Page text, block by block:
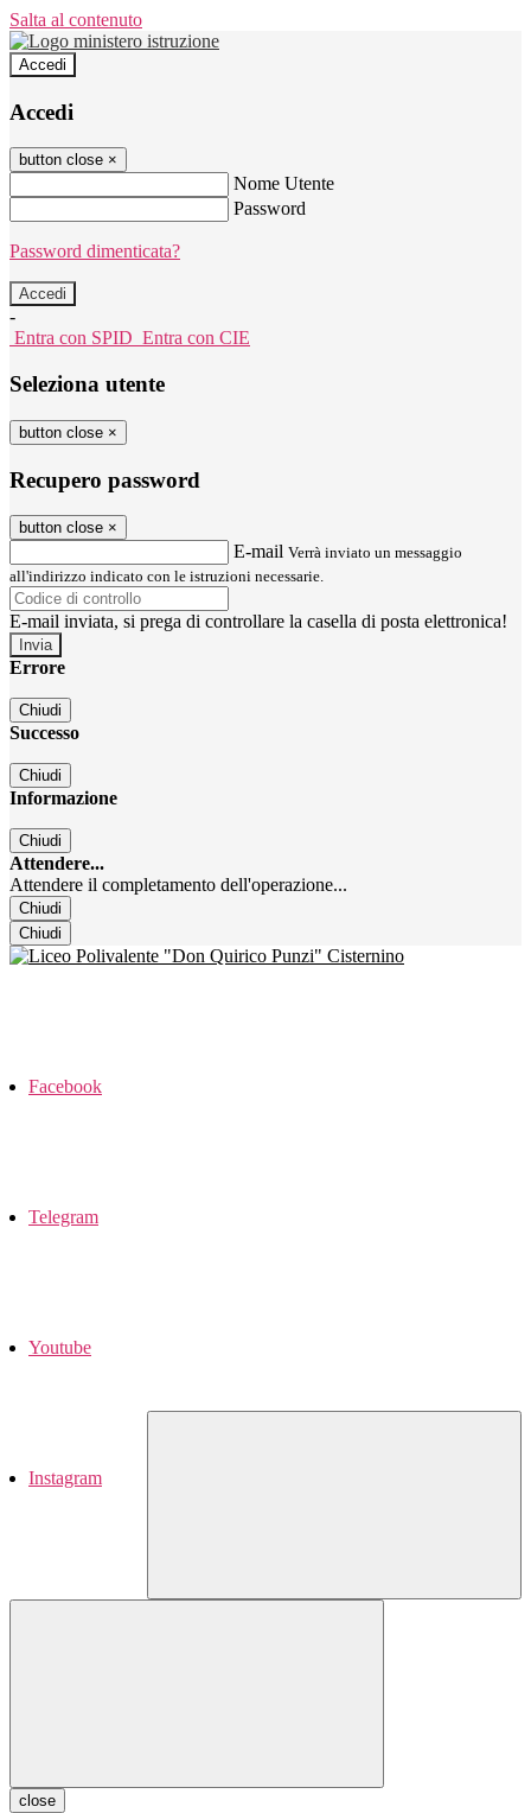
Salta al contenuto
Accedi
Accedi
button close ×
Nome Utente
Password
Password dimenticata?
-
Entra con SPID Entra con CIE
Seleziona utente
button close ×
Recupero password
button close ×
E-mail Verrà inviato un messaggio
all'indirizzo indicato con le istruzioni necessarie.
E-mail inviata, si prega di controllare la casella di posta elettronica!
Errore
Chiudi
Successo
Chiudi
Informazione
Chiudi
Attendere...
Attendere il completamento dell'operazione...
Chiudi
Chiudi
Facebook
Telegram
Youtube
Instagram
close